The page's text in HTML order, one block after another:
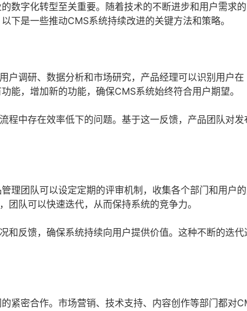
数字化转型至关重要。随着技术的不断进步和用户需求
下是一些推动CMS系统持续改进的关键方法和策略。
户调研、数据分析和市场研究，产品经理可以识别用户在
能，增加新的功能，确保CMS系统始终符合用户期望。
程中存在效率低下的问题。基于这一反馈，产品团队对发
理团队可以设定定期的评审机制，收集各个部门和用户
队可以快速迭代，从而保持系统的竞争力。
和反馈，确保系统持续向用户提供价值。这种不断的迭代
紧密合作。市场营销、技术支持、内容创作等部门都对